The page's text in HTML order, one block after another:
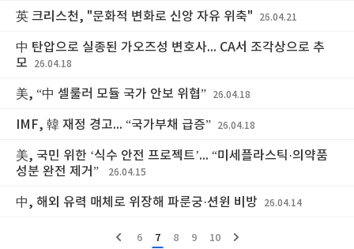
英 크리스천, "문화적 변화로 신앙 자유 위축" 26.04.21
中 탄압으로 실종된 가오즈성 변호사... CA서 조각상으로 추
모
26.04.18
美, “中 셀룰러 모듈 국가 안보 위협” 26.04.18
IMF, 韓 재정 경고... “국가부채 급증” 26.04.18
美, 국민 위한 ‘식수 안전 프로젝트’... “미세플라스틱·의약품
성분 완전 제거”
26.04.15
中, 해외 유력 매체로 위장해 파룬궁·션윈 비방 26.04.14
6 7 8 9 10